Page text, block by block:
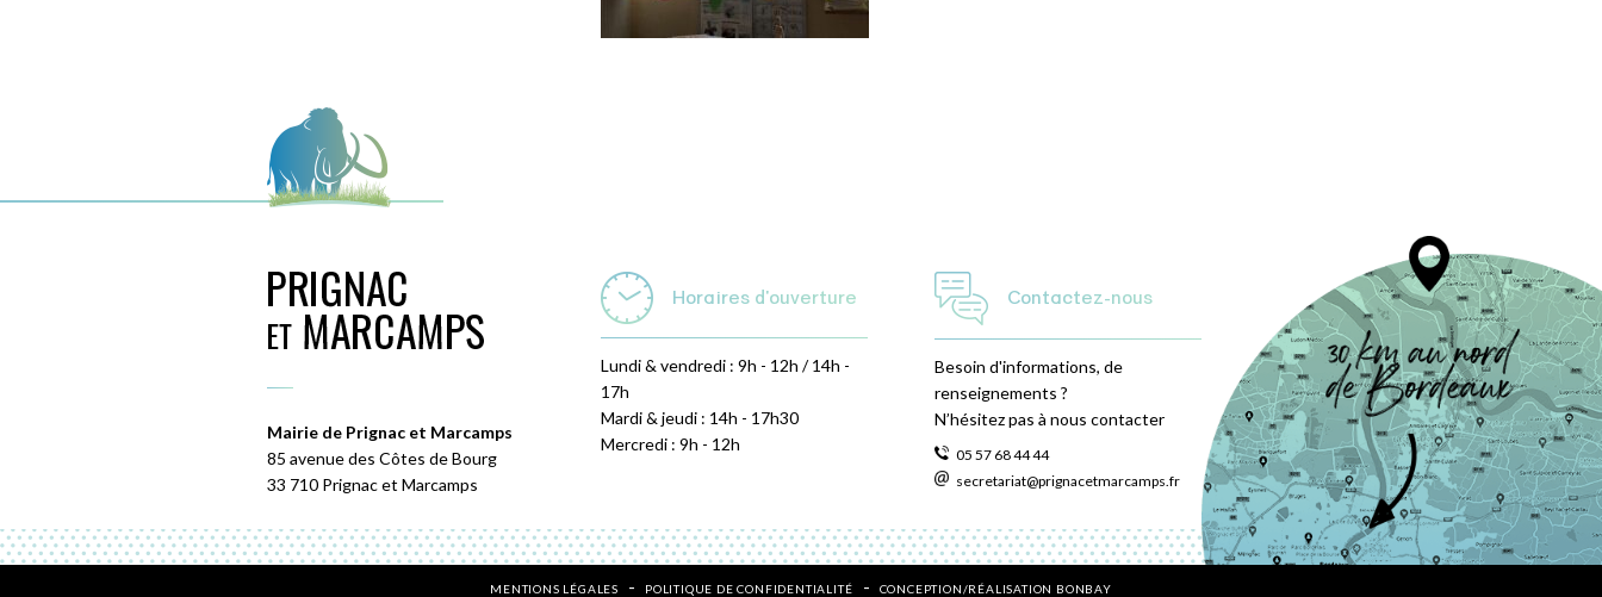
Mairie de Prignac et Marcamps
85 avenue des Côtes de Bourg
33 710 Prignac et Marcamps
Horaires d'ouverture
Lundi & vendredi : 9h - 12h / 14h -
17h
Mardi & jeudi : 14h - 17h30
Mercredi : 9h - 12h
Contactez-nous
Besoin d'informations, de
renseignements ?
N’hésitez pas à nous contacter
05 57 68 44 44
secretariat@prignacetmarcamps.fr
MENTIONS LÉGALES POLITIQUE DE CONFIDENTIALITÉ CONCEPTION/RÉALISATION BONBAY